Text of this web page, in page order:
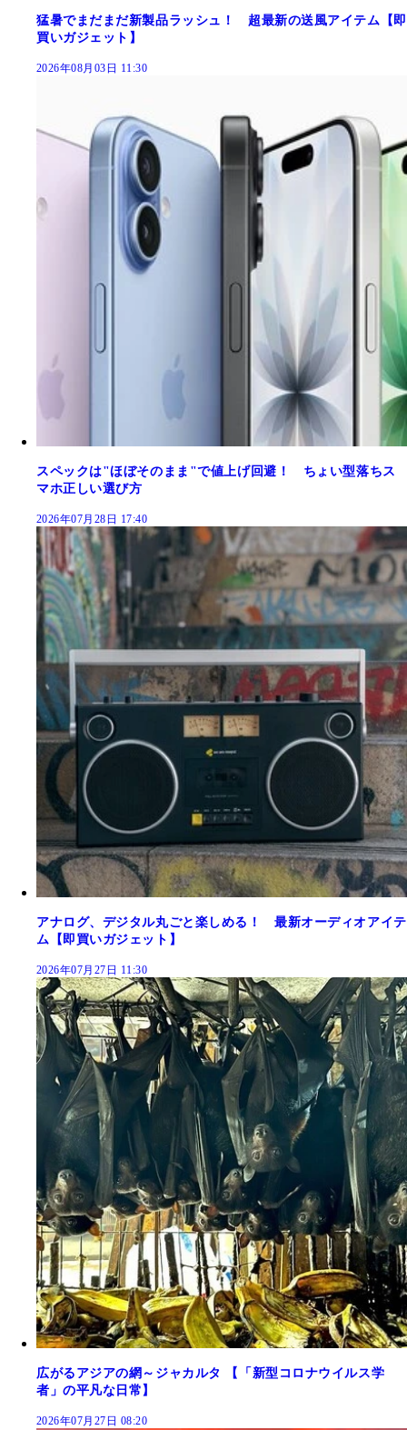
猛暑でまだまだ新製品ラッシュ！ 超最新の送風アイテム【即
買いガジェット】
2026年08月03日 11:30
スペックは"ほぼそのまま"で値上げ回避！ ちょい型落ちス
マホ正しい選び方
2026年07月28日 17:40
アナログ、デジタル丸ごと楽しめる！ 最新オーディオアイテ
ム【即買いガジェット】
2026年07月27日 11:30
広がるアジアの網～ジャカルタ 【「新型コロナウイルス学
者」の平凡な日常】
2026年07月27日 08:20